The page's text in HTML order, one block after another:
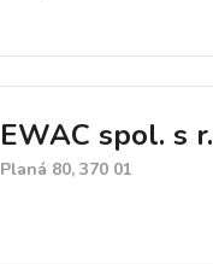
EWAC spol. s
Planá 80, 370 01